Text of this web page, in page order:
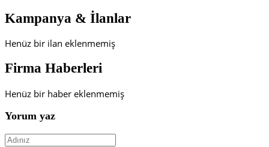
Kampanya & İlanlar
Henüz bir ilan eklenmemiş
Firma Haberleri
Henüz bir haber eklenmemiş
Yorum yaz